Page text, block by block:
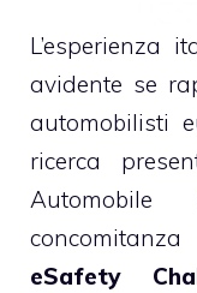
L’esperienza
avidente se
automobilisti
ricerca
eSafety